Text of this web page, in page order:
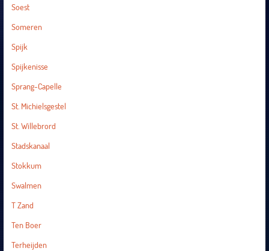
Soest
Someren
Spijk
Spijkenisse
Sprang-Capelle
St. Michielsgestel
St. Willebrord
Stadskanaal
Stokkum
Swalmen
T Zand
Ten Boer
Terheijden